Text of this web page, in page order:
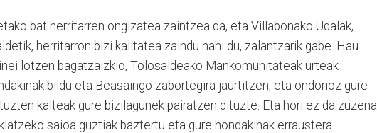
bat herritarren ongizatea zaintzea da, eta Villabonako Udalak,
herritarron bizi kalitatea zaindu nahi du, zalantzarik gabe. Hau
lotzen bagatzaizkio, Tolosaldeako Mankomunitateak urteak
bildu eta Beasaingo zabortegira jaurtitzen, eta ondorioz gure
kalteak gure bizilagunek pairatzen dituzte. Eta hori ez da
saioa guztiak baztertu eta gure hondakinak erraustera